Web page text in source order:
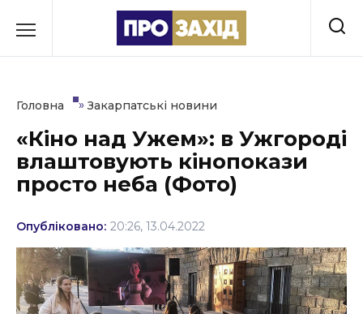
до
Культура
Освіта
Події
Політика
Соціум
Головна » Закарпатські новини
«Кіно над Ужем»: в Ужгороді
влаштовують кінопокази
просто неба (Фото)
Опубліковано: 20:26, 13.04.2022